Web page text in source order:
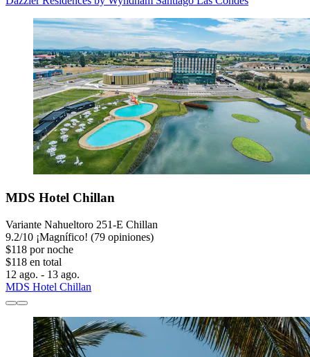
MDS Hotel Chillan
Variante Nahueltoro 251-E Chillan
9.2/10 ¡Magnífico! (79 opiniones)
$118 por noche
$118 en total
12 ago. - 13 ago.
MDS Hotel Chillan